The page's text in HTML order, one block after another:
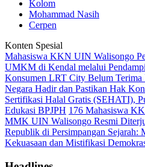
Kolom
Mohammad Nasih
Cerpen
Konten Spesial
Mahasiswa KKN UIN Walisongo
UMKM di Kendal melalui
Konsumen LRT City Belum
Negara Hadir dan Pastikan Hak
Sertifikasi Halal Gratis (SEHATI),
Edukasi BPJPH 176 Mahasiswa
MMK UIN Walisongo Resmi
Republik di Persimpangan Sejarah:
Kekuasaan dan Mistifikasi